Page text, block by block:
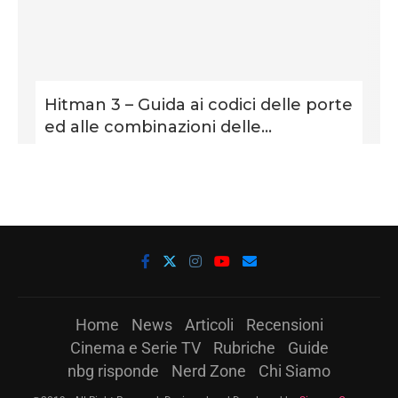
Hitman 3 – Guida ai codici delle porte
ed alle combinazioni delle...
Home News Articoli
Recensioni
Cinema e Serie TV
Rubriche
Guide
nbg risponde
Nerd Zone Chi Siamo